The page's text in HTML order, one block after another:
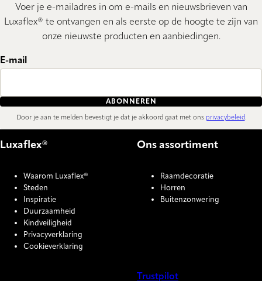
Voer je e-mailadres in om e-mails en nieuwsbrieven van
Luxaflex® te ontvangen en als eerste op de hoogte te zijn van
onze nieuwste producten en aanbiedingen.
E-mail
ABONNEREN
Door je aan te melden bevestigt je dat je akkoord gaat met ons privacybeleid.
Luxaflex®
Waarom Luxaflex®
Steden
Inspiratie
Duurzaamheid
Kindveiligheid
Privacyverklaring
Cookieverklaring
Ons assortiment
Raamdecoratie
Horren
Buitenzonwering
Trustpilot